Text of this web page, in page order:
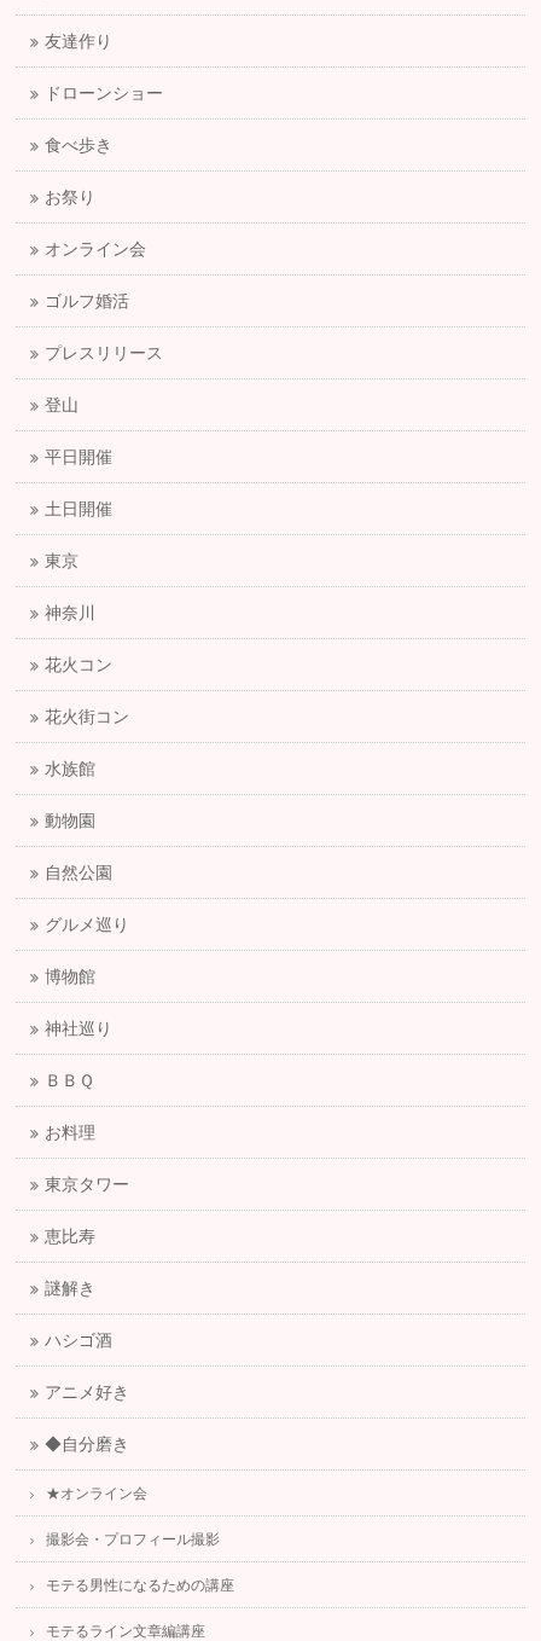
友達作り
ドローンショー
食べ歩き
お祭り
オンライン会
ゴルフ婚活
プレスリリース
登山
平日開催
土日開催
東京
神奈川
花火コン
花火街コン
水族館
動物園
自然公園
グルメ巡り
博物館
神社巡り
ＢＢＱ
お料理
東京タワー
恵比寿
謎解き
ハシゴ酒
アニメ好き
◆自分磨き
★オンライン会
撮影会・プロフィール撮影
モテる男性になるための講座
モテるライン文章編講座